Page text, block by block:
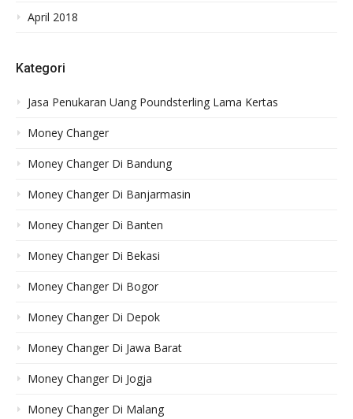
April 2018
Kategori
Jasa Penukaran Uang Poundsterling Lama Kertas
Money Changer
Money Changer Di Bandung
Money Changer Di Banjarmasin
Money Changer Di Banten
Money Changer Di Bekasi
Money Changer Di Bogor
Money Changer Di Depok
Money Changer Di Jawa Barat
Money Changer Di Jogja
Money Changer Di Malang